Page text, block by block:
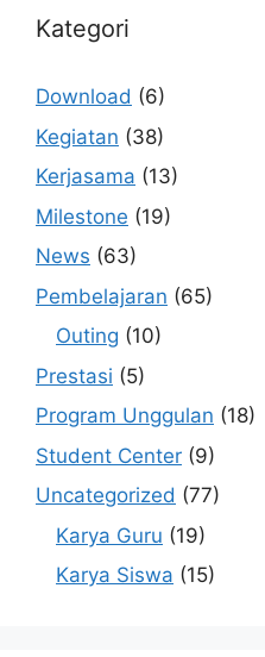
Kategori
Download (6)
Kegiatan (38)
Kerjasama (13)
Milestone (19)
News (63)
Pembelajaran (65)
Outing (10)
Prestasi (5)
Program Unggulan (18)
Student Center (9)
Uncategorized (77)
Karya Guru (19)
Karya Siswa (15)